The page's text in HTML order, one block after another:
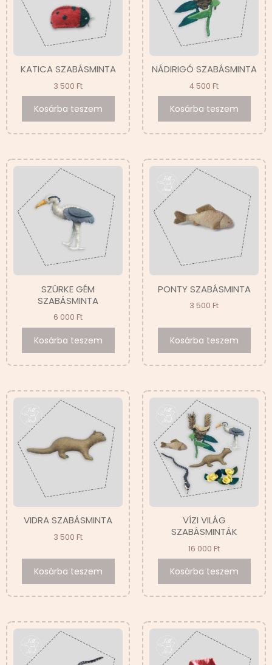
KATICA SZABÁSMINTA
3 500 Ft
Kosárba teszem
NÁDIRIGÓ SZABÁSMINTA
4 500 Ft
Kosárba teszem
SZÜRKE GÉM
SZABÁSMINTA
6 000 Ft
Kosárba teszem
PONTY SZABÁSMINTA
3 500 Ft
Kosárba teszem
VIDRA SZABÁSMINTA
3 500 Ft
Kosárba teszem
VÍZI VILÁG
SZABÁSMINTÁK
16 000 Ft
Kosárba teszem